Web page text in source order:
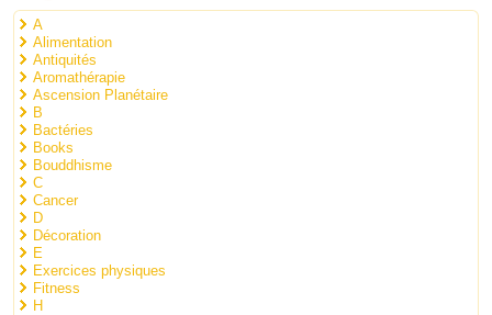
A
Alimentation
Antiquités
Aromathérapie
Ascension Planétaire
B
Bactéries
Books
Bouddhisme
C
Cancer
D
Décoration
E
Exercices physiques
Fitness
H